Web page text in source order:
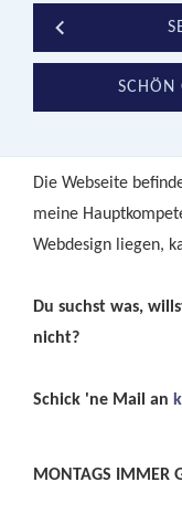
SCHÖN
Die Webseite
meine
Webdesign liegen,
Du suchst was,
nicht?
Schick 'ne Mail an
MONTAGS IMMER